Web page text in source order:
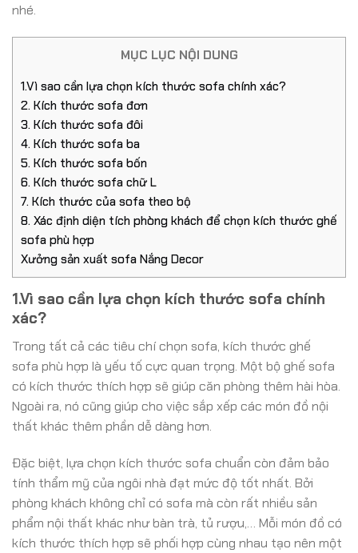
nhé.
MỤC LỤC NỘI DUNG
1.Vì sao cần lựa chọn kích thước sofa chính xác?
2. Kích thước sofa đơn
3. Kích thước sofa đôi
4. Kích thước sofa ba
5. Kích thước sofa bốn
6. Kích thước sofa chữ L
7. Kích thước của sofa theo bộ
8. Xác định diện tích phòng khách để chọn kích thước ghế
sofa phù hợp
Xưởng sản xuất sofa Nắng Decor
1.Vì sao cần lựa chọn kích thước sofa chính
xác?
Trong tất cả các tiêu chí chọn sofa, kích thước ghế
sofa phù hợp là yếu tố cực quan trọng. Một bộ ghế sofa
có kích thước thích hợp sẽ giúp căn phòng thêm hài hòa.
Ngoài ra, nó cũng giúp cho việc sắp xếp các món đồ nội
thất khác thêm phần dễ dàng hơn.
Đặc biệt, lựa chọn kích thước sofa chuẩn còn đảm bảo
tính thẩm mỹ của ngôi nhà đạt mức độ tốt nhất. Bởi
phòng khách không chỉ có sofa mà còn rất nhiều sản
phẩm nội thất khác như bàn trà, tủ rượu,… Mỗi món đồ có
kích thước thích hợp sẽ phối hợp cùng nhau tạo nên một